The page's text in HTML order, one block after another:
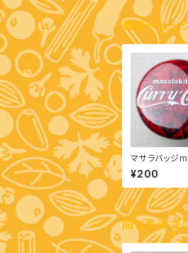
最近チェッ
マサラバッジ
y Color）
¥200
同じカテゴ